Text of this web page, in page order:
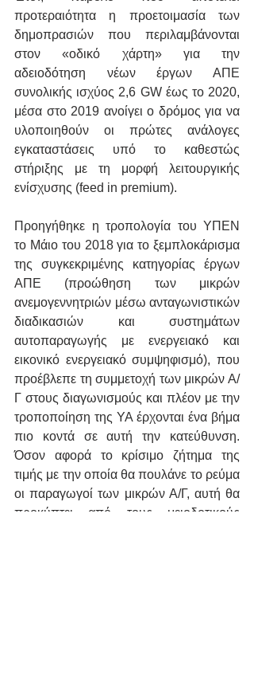
προτεραιότητα η προετοιμασία των
δημοπρασιών που περιλαμβάνονται
στον «οδικό χάρτη» για την
αδειοδότηση νέων έργων ΑΠΕ
συνολικής ισχύος 2,6 GW έως το 2020,
μέσα στο 2019 ανοίγει ο δρόμος για να
υλοποιηθούν οι πρώτες ανάλογες
εγκαταστάσεις υπό το καθεστώς
στήριξης με τη μορφή λειτουργικής
ενίσχυσης (feed in premium).
Προηγήθηκε η τροπολογία του ΥΠΕΝ
το Μάιο του 2018 για το ξεμπλοκάρισμα
της συγκεκριμένης κατηγορίας έργων
ΑΠΕ (προώθηση των μικρών
ανεμογεννητριών μέσω ανταγωνιστικών
διαδικασιών και συστημάτων
αυτοπαραγωγής με ενεργειακό και
εικονικό ενεργειακό συμψηφισμό), που
προέβλεπε τη συμμετοχή των μικρών Α/
Γ στους διαγωνισμούς και πλέον με την
τροποποίηση της ΥΑ έρχονται ένα βήμα
πιο κοντά σε αυτή την κατεύθυνση.
Όσον αφορά το κρίσιμο ζήτημα της
τιμής με την οποία θα πουλάνε το ρεύμα
οι παραγωγοί των μικρών Α/Γ, αυτή θα
προκύπτει από τους μειοδοτικούς